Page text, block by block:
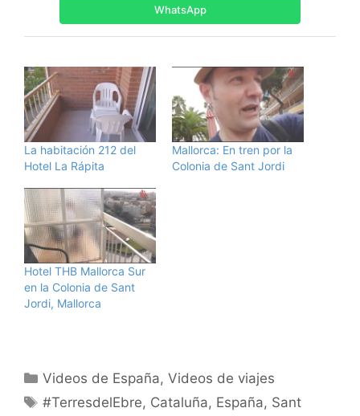
WhatsApp
La habitación 212 del
Hotel La Rápita
Mallorca: En tren por la
Colonia de Sant Jordi
Hotel THB Mallorca Sur
en la Colonia de Sant
Jordi, Mallorca
Categorías
Videos de España,Videos de viajes
Etiquetas
#TerresdelEbre, Cataluña, España, Sant